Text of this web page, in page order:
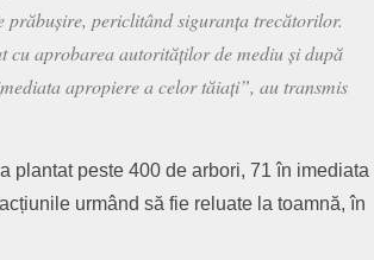
periclitând siguranța trecătorilor.
cu aprobarea autorităților de mediu și după
apropiere a celor tăiați”, au transmis
plantat peste 400 de arbori, 71 în imediata
urmând să fie reluate la toamnă, în